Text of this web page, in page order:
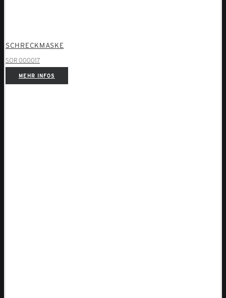
SCHRECKMASKE
SOR 000017
MEHR INFOS